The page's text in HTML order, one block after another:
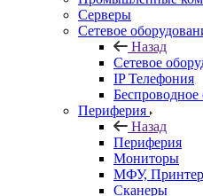
Серверы
Сетевое
Назад
Сетевое
IP Телефония
Периферия
Назад
Периферия
Мониторы
МФУ,
Сканеры